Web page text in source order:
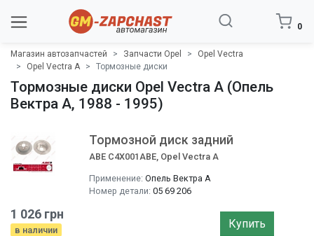
0
Магазин автозапчастей Запчасти Opel
Opel Vectra
Opel Vectra A
Тормозные диски
Тормозные диски Opel Vectra A (Опель
Вектра A, 1988 - 1995)
Тормозной диск задний
ABE C4X001ABE, Opel Vectra A
Применение: Опель Вектра A
Номер детали: 05 69 206
1 026 грн
в наличии Купить